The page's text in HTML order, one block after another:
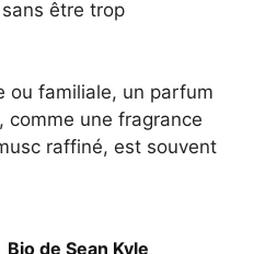
être trop
ou familiale, un parfum
comme une fragrance
raffiné, est souvent
Bio de Sean Kyle